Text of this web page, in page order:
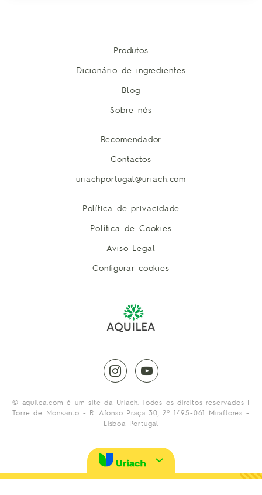
Produtos
Dicionário de ingredientes
Blog
Sobre nós
Recomendador
Contactos
uriachportugal@uriach.com
Política de privacidade
Política de Cookies
Aviso Legal
Configurar cookies
instagramyoutube
© aquilea.com é um site da Uriach. Todos os direitos reservados |
Torre de Monsanto - R. Afonso Praça 30, 2º 1495-061 Miraflores -
Lisboa Portugal